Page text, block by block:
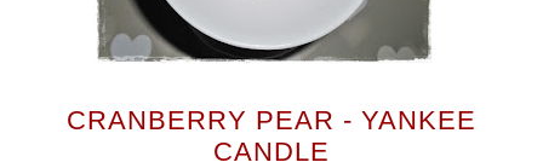
CRANBERRY PEAR - YANKEE
CANDLE